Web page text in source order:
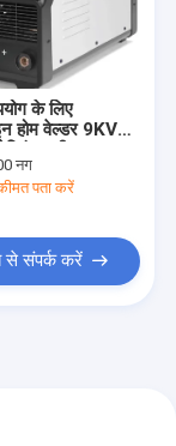
के लिए
होम वेल्डर 9KVA
नग
पता करें
से संपर्क करें